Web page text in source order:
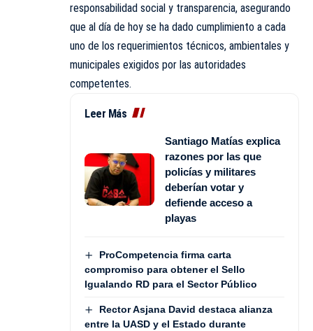
responsabilidad social y transparencia, asegurando
que al día de hoy se ha dado cumplimiento a cada
uno de los requerimientos técnicos, ambientales y
municipales exigidos por las autoridades
competentes.
Leer Más
Santiago Matías explica
razones por las que
policías y militares
deberían votar y
defiende acceso a
playas
ProCompetencia firma carta
compromiso para obtener el Sello
Igualando RD para el Sector Público
Rector Asjana David destaca alianza
entre la UASD y el Estado durante